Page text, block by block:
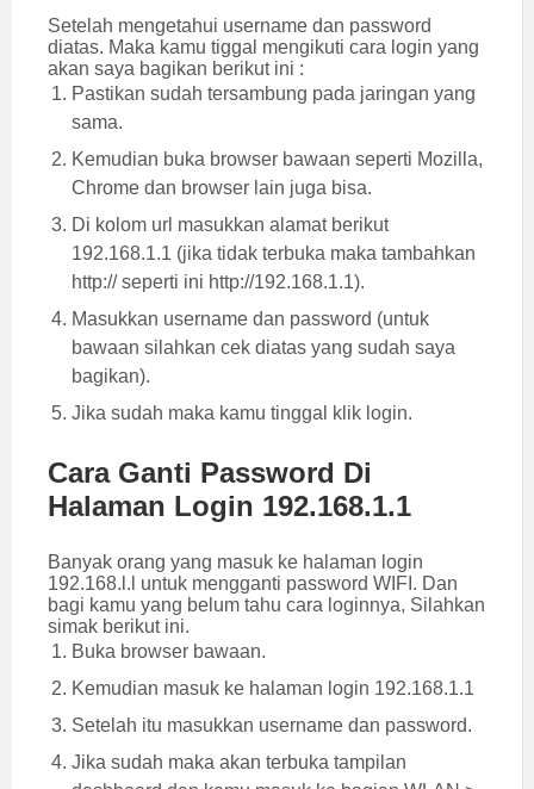
Setelah mengetahui username dan password
diatas. Maka kamu tiggal mengikuti cara login yang
akan saya bagikan berikut ini :
Pastikan sudah tersambung pada jaringan yang
sama.
Kemudian buka browser bawaan seperti Mozilla,
Chrome dan browser lain juga bisa.
Di kolom url masukkan alamat berikut
192.168.1.1 (jika tidak terbuka maka tambahkan
http:// seperti ini http://192.168.1.1).
Masukkan username dan password (untuk
bawaan silahkan cek diatas yang sudah saya
bagikan).
Jika sudah maka kamu tinggal klik login.
Cara Ganti Password Di
Halaman Login 192.168.1.1
Banyak orang yang masuk ke halaman login
192.168.l.l untuk mengganti password WIFI. Dan
bagi kamu yang belum tahu cara loginnya, Silahkan
simak berikut ini.
Buka browser bawaan.
Kemudian masuk ke halaman login 192.168.1.1
Setelah itu masukkan username dan password.
Jika sudah maka akan terbuka tampilan